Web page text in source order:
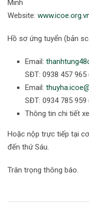
Minh
Website:
Hồ sơ ứng tuyển (bản
Email:
SĐT: 0938 457 965
Email:
SĐT: 0934 785 959
Thông tin chi tiết
Hoặc nộp trực tiếp tại
đến thứ Sáu.
Trân trọng thông báo.